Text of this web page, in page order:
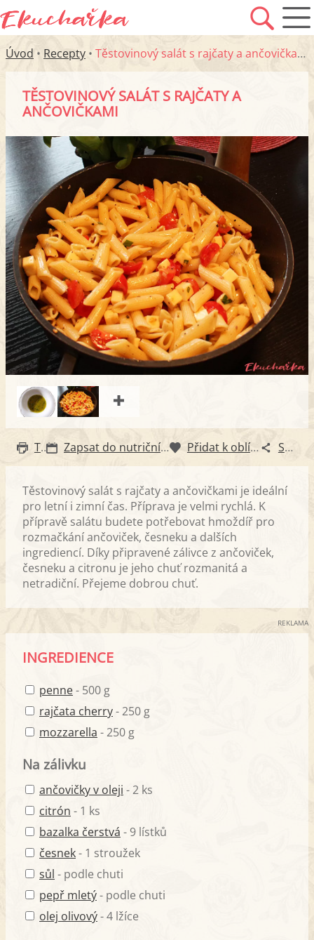
Úvod • Recepty • Těstovinový salát s rajčaty a ančovičkami
TĚSTOVINOVÝ SALÁT S RAJČATY A
ANČOVIČKAMI
Tisk Zapsat do nutričního diáře Přidat k oblíbeným Sdílet
Těstovinový salát s rajčaty a ančovičkami je ideální
pro letní i zimní čas. Příprava je velmi rychlá. K
přípravě salátu budete potřebovat hmoždíř pro
rozmačkání ančoviček, česneku a dalších
ingrediencí. Díky připravené zálivce z ančoviček,
česneku a citronu je jeho chuť rozmanitá a
netradiční. Přejeme dobrou chuť.
REKLAMA
INGREDIENCE
penne- 500 g
rajčata cherry- 250 g
mozzarella - 250 g
Na zálivku
ančovičky v oleji - 2 ks
citrón - 1 ks
bazalka čerstvá - 9 lístků
česnek- 1 stroužek
sůl - podle chuti
pepř mletý- podle chuti
olej olivový- 4 lžíce